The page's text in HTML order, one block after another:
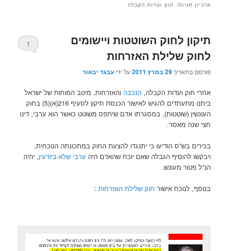
ארכיון תגיות: חוק ועדות הקבלה
תיקון לחוק השוטטות ויישומים
לחוק שלילת האזרחות
פורסם בתאריך29 במרץ 2011 על ידיעבגד יבאור
1
אחרי חוק ועדות הקבלה,הנכבה והאזרחות, מיטב המוחות של ישראל
ביתנו מתעתדים להגיש לאישור הכנסת תיקון לסעיף 216(א)(5) בחוק
העונשין (שוטטות), במסגרתו אדם שיתפס משוטט כאשר הוא ערבי, דינו
חצי שנה מאסר.
בכירים בש”ס הודיעו כי יתנגדו להצעת החוק במתכונתה הנוכחית,
ויבקשו להוסיף הגבלה שאם יוכח שהאדם היה ערבי שלא-ביודעין, יהיה
הנ”ל פטור מעונש.
בנוסף, לנוכח אישור חוק שלילת האזרחות :